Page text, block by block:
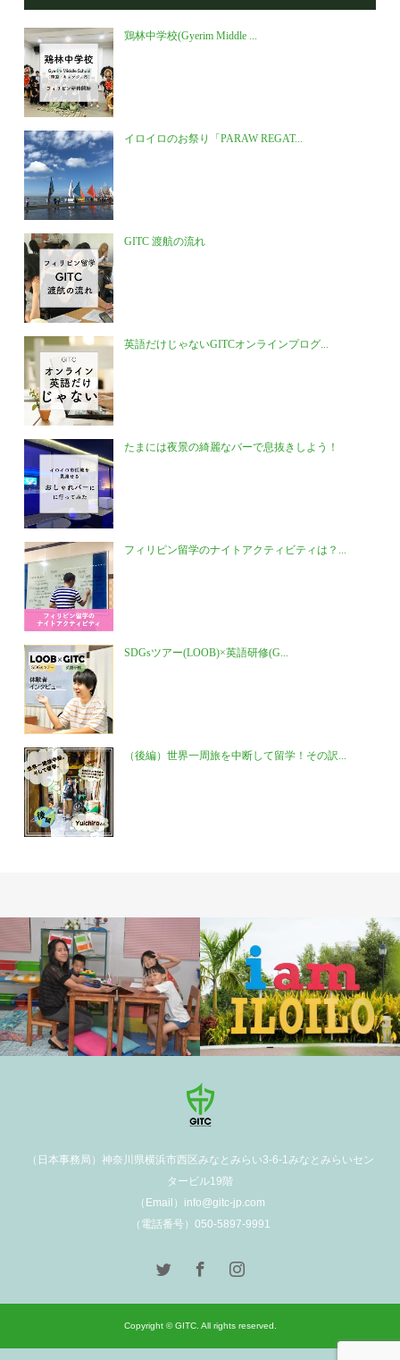
鶏林中学校(Gyerim Middle ...
イロイロのお祭り「PARAW REGAT...
GITC 渡航の流れ
英語だけじゃないGITCオンラインプログ...
たまには夜景の綺麗なバーで息抜きしよう！
フィリピン留学のナイトアクティビティは？...
SDGsツアー(LOOB)×英語研修(G...
（後編）世界一周旅を中断して留学！その訳...
（日本事務局）神奈川県横浜市西区みなとみらい3-6-1みなとみらいセン
タービル19階
（Email）info@gitc-jp.com
（電話番号）050-5897-9991
Copyright © GITC. All rights reserved.